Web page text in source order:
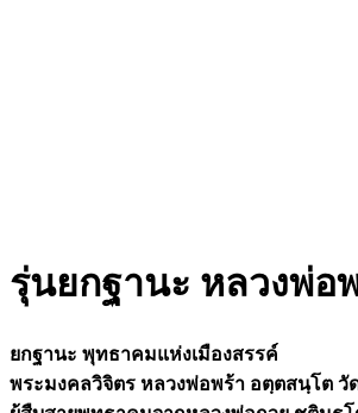
รุ่นยกฐานะ หลวงพ่อ
ยกฐานะ พุทธาคมแห่งเมืองสรรค์
พระมงคลวิจิตร หลวงพ่อพร้า อตฺตสนฺโต วั